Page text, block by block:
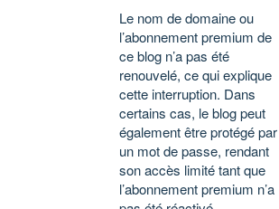
Le nom de domaine ou
l’abonnement premium de
ce blog n’a pas été
renouvelé, ce qui explique
cette interruption. Dans
certains cas, le blog peut
également être protégé par
un mot de passe, rendant
son accès limité tant que
l’abonnement premium n’a